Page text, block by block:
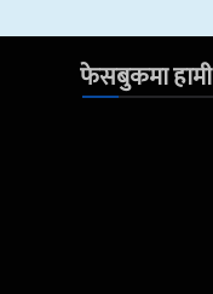
फेसबुकमा हामी